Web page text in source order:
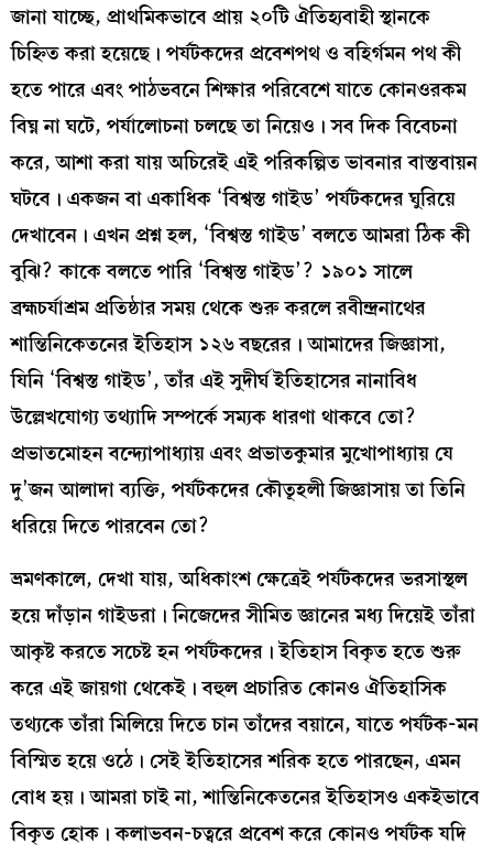
জানা যাচ্ছে, প্রাথমিকভাবে প্রায় ২০টি ঐতিহ্যবাহী স্থানকে
চিহ্নিত করা হয়েছে। পর্যটকদের প্রবেশপথ ও বহির্গমন পথ কী
হতে পারে এবং পাঠভবনে শিক্ষার পরিবেশে যাতে কোনওরকম
বিঘ্ন না ঘটে, পর্যালোচনা চলছে তা নিয়েও। সব দিক বিবেচনা
করে, আশা করা যায় অচিরেই এই পরিকল্পিত ভাবনার বাস্তবায়ন
ঘটবে। একজন বা একাধিক ‘বিশ্বস্ত গাইড’ পর্যটকদের ঘুরিয়ে
দেখাবেন। এখন প্রশ্ন হল, ‘বিশ্বস্ত গাইড’ বলতে আমরা ঠিক কী
বুঝি? কাকে বলতে পারি ‘বিশ্বস্ত গাইড’? ১৯০১ সালে
ব্রহ্মচর্যাশ্রম প্রতিষ্ঠার সময় থেকে শুরু করলে রবীন্দ্রনাথের
শান্তিনিকেতনের ইতিহাস ১২৬ বছরের। আমাদের জিজ্ঞাসা,
যিনি ‘বিশ্বস্ত গাইড’, তাঁর এই সুদীর্ঘ ইতিহাসের নানাবিধ
উল্লেখযোগ্য তথ্যাদি সম্পর্কে সম্যক ধারণা থাকবে তো?
প্রভাতমোহন বন্দ্যোপাধ্যায় এবং প্রভাতকুমার মুখোপাধ্যায় যে
দু’জন আলাদা ব্যক্তি, পর্যটকদের কৌতূহলী জিজ্ঞাসায় তা তিনি
ধরিয়ে দিতে পারবেন তো?
ভ্রমণকালে, দেখা যায়, অধিকাংশ ক্ষেত্রেই পর্যটকদের ভরসাস্থল
হয়ে দাঁড়ান গাইডরা। নিজেদের সীমিত জ্ঞানের মধ্য দিয়েই তাঁরা
আকৃষ্ট করতে সচেষ্ট হন পর্যটকদের। ইতিহাস বিকৃত হতে শুরু
করে এই জায়গা থেকেই। বহুল প্রচারিত কোনও ঐতিহাসিক
তথ্যকে তাঁরা মিলিয়ে দিতে চান তাঁদের বয়ানে, যাতে পর্যটক-মন
বিস্মিত হয়ে ওঠে। সেই ইতিহাসের শরিক হতে পারছেন, এমন
বোধ হয়। আমরা চাই না, শান্তিনিকেতনের ইতিহাসও একইভাবে
বিকৃত হোক। কলাভবন-চত্বরে প্রবেশ করে কোনও পর্যটক যদি